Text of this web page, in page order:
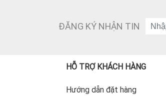
ĐĂNG KÝ NHẬN TIN
HỖ TRỢ KHÁCH HÀNG
Hướng dẫn đặt hàng